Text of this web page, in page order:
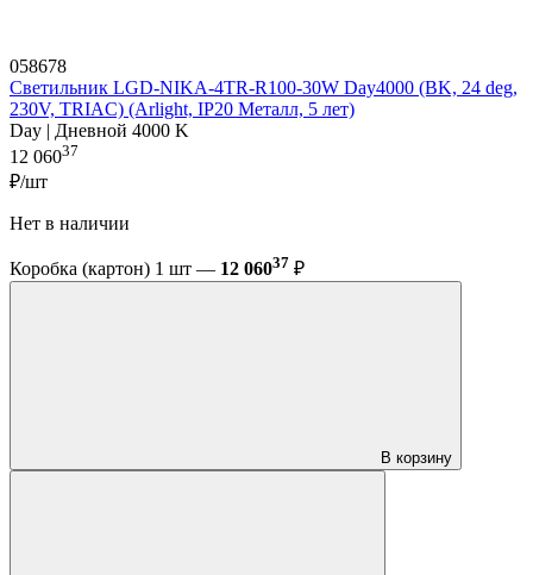
058678
Светильник LGD-NIKA-4TR-R100-30W Day4000 (BK, 24 deg,
230V, TRIAC) (Arlight, IP20 Металл, 5 лет)
Day | Дневной 4000 K
12 06037
₽/шт
Нет в наличии
Коробка (картон) 1 шт — 12 06037 ₽
В корзину